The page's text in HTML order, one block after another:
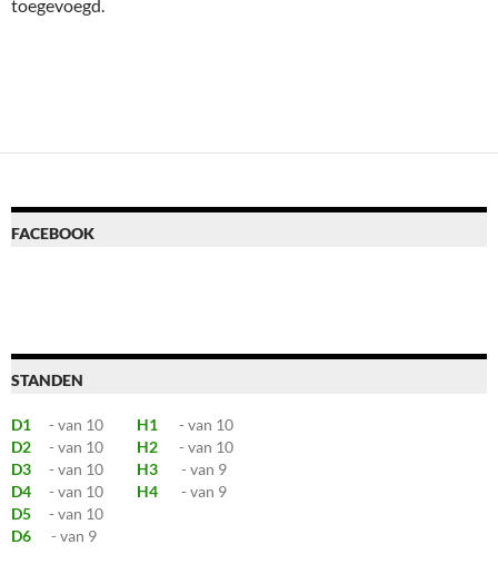
toegevoegd.
FACEBOOK
STANDEN
D1 - van 10 H1
- van 10
D2
- van 10 H2
- van 10
D3
- van 10 H3
- van 9
D4
- van 10 H4
- van 9
D5
- van 10
D6
- van 9